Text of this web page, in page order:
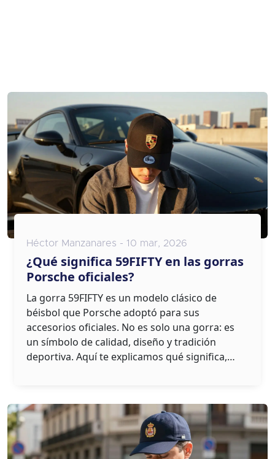
Héctor Manzanares - 10 mar, 2026
¿Qué significa 59FIFTY en las gorras
Porsche oficiales?
La gorra 59FIFTY es un modelo clásico de
béisbol que Porsche adoptó para sus
accesorios oficiales. No es solo una gorra: es
un símbolo de calidad, diseño y tradición
deportiva. Aquí te explicamos qué significa,